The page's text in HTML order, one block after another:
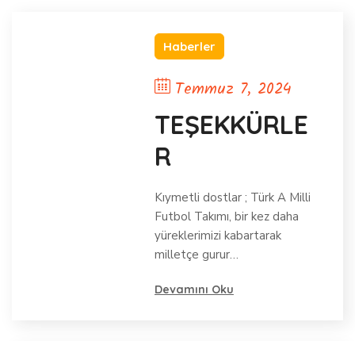
Haberler
Temmuz 7, 2024
TEŞEKKÜRLE
R
Kıymetli dostlar ; Türk A Milli
Futbol Takımı, bir kez daha
yüreklerimizi kabartarak
milletçe gurur…
Devamını Oku